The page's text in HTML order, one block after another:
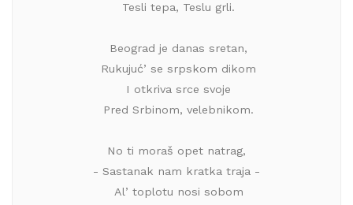
Tesli tepa, Teslu grli.
Beograd je danas sretan,
Rukujuć’ se srpskom dikom
I otkriva srce svoje
Pred Srbinom, velebnikom.
No ti moraš opet natrag,
- Sastanak nam kratka traja -
Al’ toplotu nosi sobom